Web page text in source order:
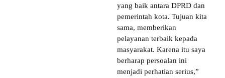
yang baik antara DPRD dan
pemerintah kota. Tujuan kita
sama, memberikan
pelayanan terbaik kepada
masyarakat. Karena itu saya
berharap persoalan ini
menjadi perhatian serius,”